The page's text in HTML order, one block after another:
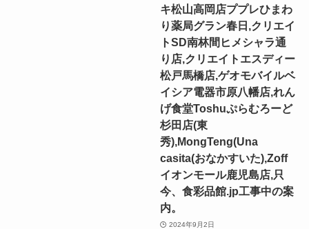
キ松山高岡店ププレひまわ
り薬局グラン春日,クリエイ
トSD南林間ヒメシャラ通
り店,クリエイトエスディー
松戸馬橋店,ゲオモバイルベ
イシア電器市原八幡店,れん
げ食堂Toshuぷらむろーど
杉田店(東
秀),MongTeng(Una
casita(おなかすいた),Zoff
イオンモール鹿児島店,只
今、食彩品館.jp工事中の案
内。
2024年9月2日